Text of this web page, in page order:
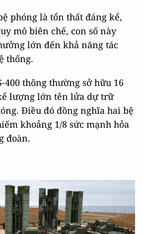
phóng là tổn thất đáng kể,
mô biên chế, con số này
lớn đến khả năng tác
thống.
400 thông thường sở hữu 16
lượng lớn tên lửa dự trữ
Điều đó đồng nghĩa hai bệ
khoảng 1/8 sức mạnh hỏa
đoàn.